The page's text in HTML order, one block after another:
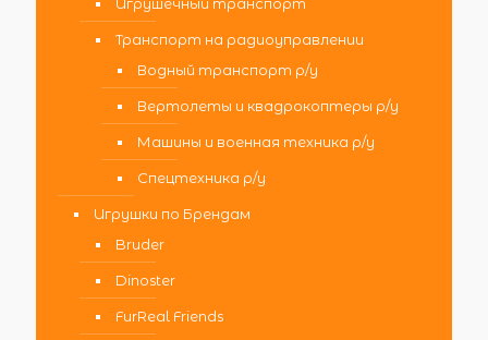
Транспорт на радиоуправлении
Водный транспорт р/у
Вертолеты и квадрокоптеры р/у
Машины и военная техника р/у
Спецтехника р/у
Игрушки по Брендам
Bruder
Dinoster
FurReal Friends